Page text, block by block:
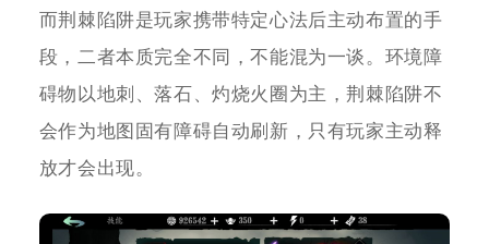
而荆棘陷阱是玩家携带特定心法后主动布置的手
段，二者本质完全不同，不能混为一谈。环境障
碍物以地刺、落石、灼烧火圈为主，荆棘陷阱不
会作为地图固有障碍自动刷新，只有玩家主动释
放才会出现。